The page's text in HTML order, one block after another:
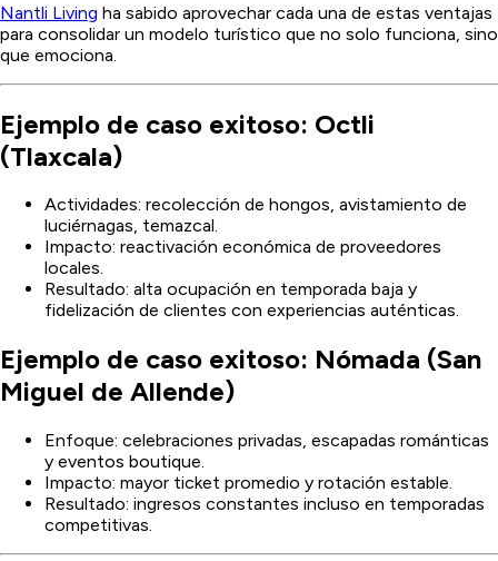
Nantli Living ha sabido aprovechar cada una de estas ventajas
para consolidar un modelo turístico que no solo funciona, sino
que emociona.
Ejemplo de caso exitoso: Octli
(Tlaxcala)
Actividades: recolección de hongos, avistamiento de
luciérnagas, temazcal.
Impacto: reactivación económica de proveedores
locales.
Resultado: alta ocupación en temporada baja y
fidelización de clientes con experiencias auténticas.
Ejemplo de caso exitoso: Nómada (San
Miguel de Allende)
Enfoque: celebraciones privadas, escapadas románticas
y eventos boutique.
Impacto: mayor ticket promedio y rotación estable.
Resultado: ingresos constantes incluso en temporadas
competitivas.